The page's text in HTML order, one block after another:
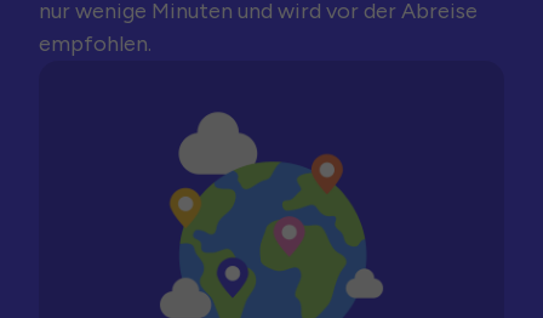
nur wenige Minuten und wird vor der Abreise
empfohlen.